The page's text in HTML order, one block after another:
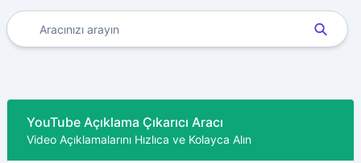
YouTube Açıklama Çıkarıcı Aracı
Video Açıklamalarını Hızlıca ve Kolayca Alın